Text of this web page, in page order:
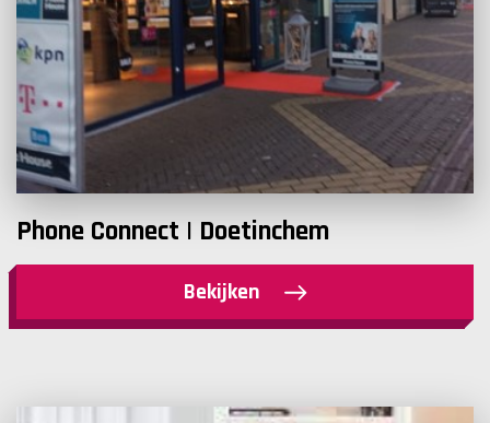
Phone Connect | Doetinchem
Bekijken